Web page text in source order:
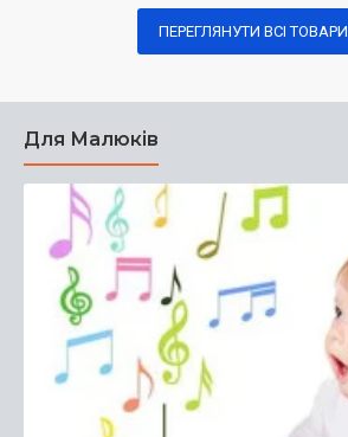
ПЕРЕГЛЯНУТИ ВСІ ТОВАРИ
Для Малюків